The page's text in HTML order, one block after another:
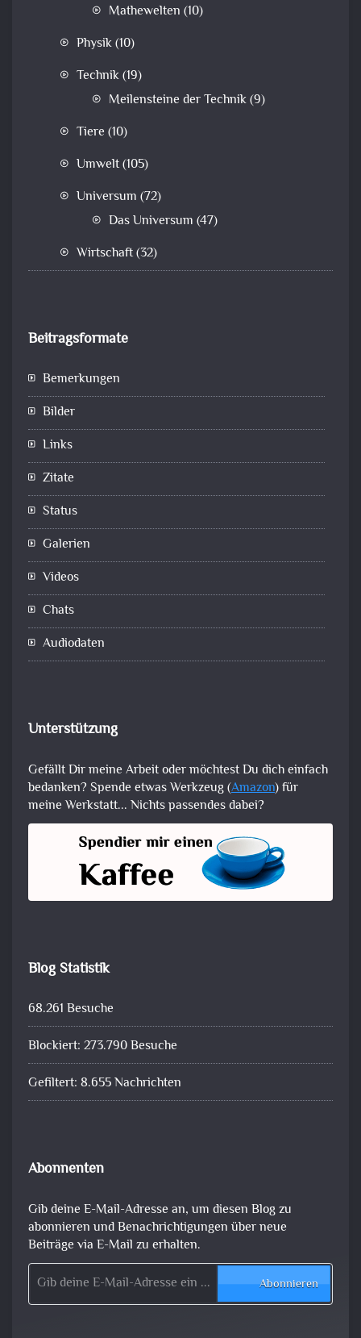
Mathewelten (10)
Physik(10)
Technik(19)
Meilensteine der Technik(9)
Tiere (10)
Umwelt(105)
Universum (72)
Das Universum (47)
Wirtschaft(32)
Beitragsformate
Bemerkungen
Bilder
Links
Zitate
Status
Galerien
Videos
Chats
Audiodaten
Unterstützung
Gefällt Dir meine Arbeit oder möchtest Du dich einfach
bedanken? Spende etwas Werkzeug (Amazon) für
meine Werkstatt... Nichts passendes dabei?
Blog Statistik
68.261 Besuche
Blockiert: 273.790 Besuche
Gefiltert: 8.655 Nachrichten
Abonnenten
Gib deine E-Mail-Adresse an, um diesen Blog zu
abonnieren und Benachrichtigungen über neue
Beiträge via E-Mail zu erhalten.
Gib deine E-Mail-Adresse ein ...
Abonnieren